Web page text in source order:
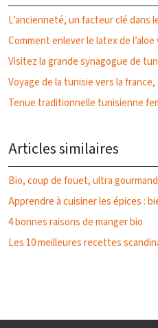
L’ancienneté, un facteur clé dans
Comment enlever le latex de
Visitez la grande synagogue de
Voyage de la tunisie vers la
Tenue traditionnelle tunisienne
Articles similaires
Bio, coup de fouet, ultra
Apprendre à cuisiner les épices :
4 bonnes raisons de manger bio
Les 10 meilleures recettes